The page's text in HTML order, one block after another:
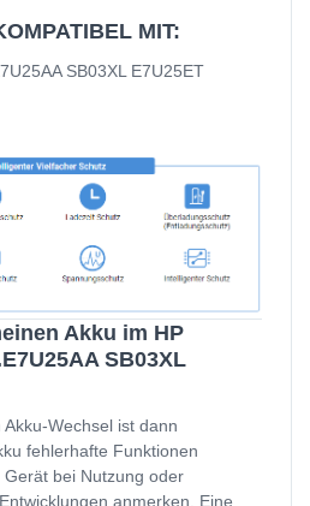
MIT:
SB03XL E7U25ET
Akku im HP
SB03XL
Wechsel ist dann
fehlerhafte Funktionen
bei Nutzung oder
anmerken. Eine